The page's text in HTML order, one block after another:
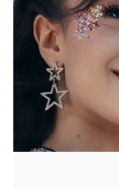
Filmovi
Glumci
Contact
Login